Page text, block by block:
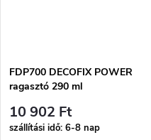
FDP700 DECOFIX POWER
ragasztó 290 ml
10 902 Ft
szállítási idő: 6-8 nap